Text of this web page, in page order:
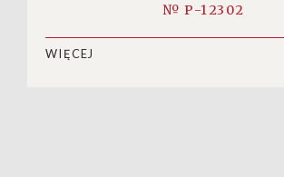
№ P-12302
WIĘCEJ